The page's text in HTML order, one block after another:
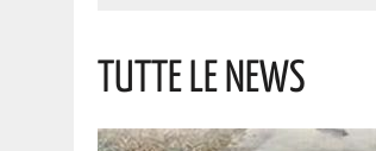
6 AGOSTO 2026 | VALSINNI CELEBRA LA POETESSA
6 AGOSTO 2026 | A FERRANDINA NUOVE ROTONDE E
TUTTE LE NEWS